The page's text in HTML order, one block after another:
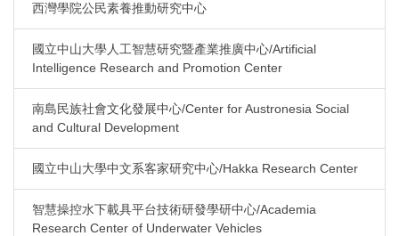
西灣學院公民素養推動研究中心
國立中山大學人工智慧研究暨產業推廣中心/Artificial
Intelligence Research and Promotion Center
南島民族社會文化發展中心/Center for Austronesia Social
and Cultural Development
國立中山大學中文系客家研究中心/Hakka Research Center
智慧操控水下載具平台技術研發學研中心/Academia
Research Center of Underwater Vehicles